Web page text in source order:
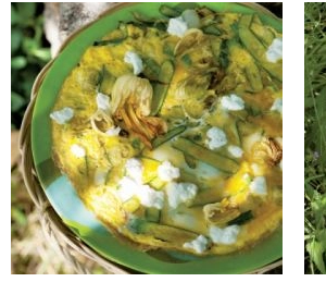
ZWIERZĘTA W
GRZYBY
KRAJOBRAZ
RĘKODZIEŁO